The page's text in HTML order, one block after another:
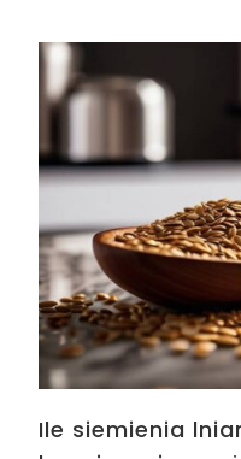
Ile siemienia